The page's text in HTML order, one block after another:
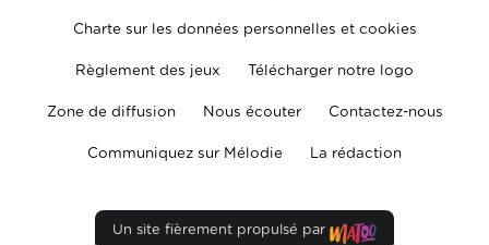
Charte sur les données personnelles et cookies
Règlement des jeux Télécharger notre logo
Zone de diffusion Nous écouter Contactez-nous
Communiquez sur Mélodie La rédaction
Un site fièrement propulsé par